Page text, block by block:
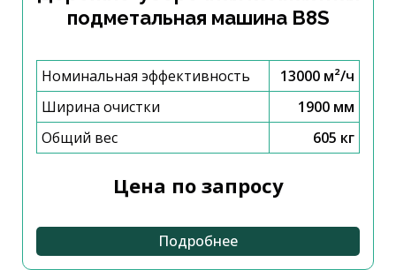
подметальная машина B8S
Номинальная эффективность
13000 м²/ч
Ширина очистки
1900 мм
Общий вес
605 кг
Цена по запросу
Подробнее